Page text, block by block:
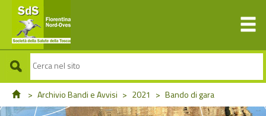
> Archivio Bandi e Avvisi > 2021 > Bando di gara